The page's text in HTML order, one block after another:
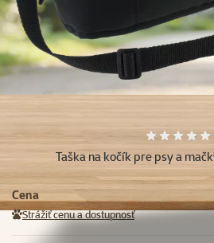
Taška na kočík pre psy a
Cena
Strážiť cenu a dostupnosť